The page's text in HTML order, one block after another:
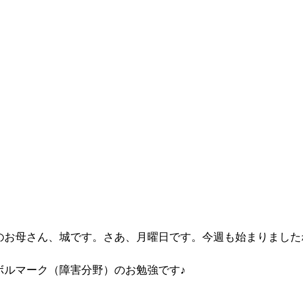
母さん、城です。さあ、月曜日です。今週も始まりました
マーク（障害分野）のお勉強です♪